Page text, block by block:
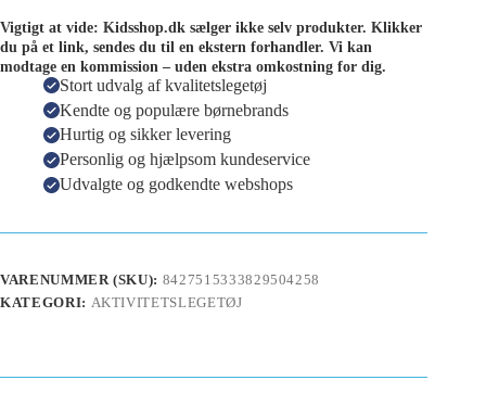
Vigtigt at vide: Kidsshop.dk sælger ikke selv produkter. Klikker
du på et link, sendes du til en ekstern forhandler. Vi kan
modtage en kommission – uden ekstra omkostning for dig.
Stort udvalg af kvalitetslegetøj
Kendte og populære børnebrands
Hurtig og sikker levering
Personlig og hjælpsom kundeservice
Udvalgte og godkendte webshops
VARENUMMER (SKU): 8427515333829504258
KATEGORI: AKTIVITETSLEGETØJ